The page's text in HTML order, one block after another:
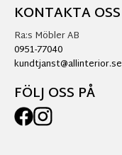
KONTAKTA OSS
Ra:s Möbler AB
0951-77040
kundtjanst@allinterior.se
FÖLJ OSS PÅ